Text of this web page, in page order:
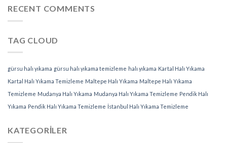
RECENT COMMENTS
TAG CLOUD
gürsu halı yıkama gürsu halı yıkama temizleme halı yıkama Kartal Halı Yıkama
Kartal Halı Yıkama Temizleme Maltepe Halı Yıkama Maltepe Halı Yıkama
Temizleme Mudanya Halı Yıkama Mudanya Halı Yıkama Temizleme Pendik Halı
Yıkama Pendik Halı Yıkama Temizleme İstanbul Halı Yıkama Temizleme
KATEGORILER